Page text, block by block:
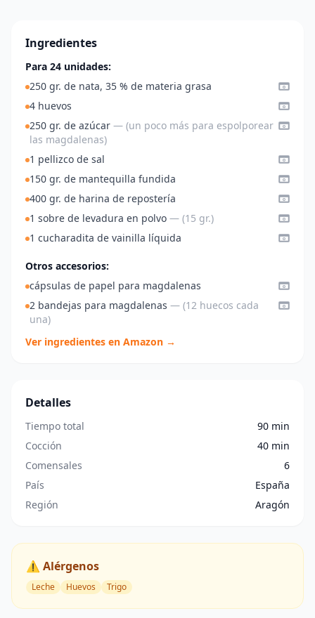
Ingredientes
Para 24 unidades:
250 gr. de nata, 35 % de materia grasa
4 huevos
250 gr. de azúcar — (un poco más para espolporear
las magdalenas)
1 pellizco de sal
150 gr. de mantequilla fundida
400 gr. de harina de repostería
1 sobre de levadura en polvo — (15 gr.)
1 cucharadita de vainilla líquida
Otros accesorios:
cápsulas de papel para magdalenas
2 bandejas para magdalenas — (12 huecos cada
una)
Ver ingredientes en Amazon →
Detalles
Tiempo total
90 min
Cocción
40 min
Comensales
6
País
España
Región
Aragón
⚠️ Alérgenos
Leche Huevos Trigo